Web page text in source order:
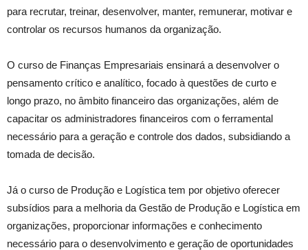
para recrutar, treinar, desenvolver, manter, remunerar, motivar e
controlar os recursos humanos da organização.
O curso de Finanças Empresariais ensinará a desenvolver o
pensamento crítico e analítico, focado à questões de curto e
longo prazo, no âmbito financeiro das organizações, além de
capacitar os administradores financeiros com o ferramental
necessário para a geração e controle dos dados, subsidiando a
tomada de decisão.
Já o curso de Produção e Logística tem por objetivo oferecer
subsídios para a melhoria da Gestão de Produção e Logística em
organizações, proporcionar informações e conhecimento
necessário para o desenvolvimento e geração de oportunidades